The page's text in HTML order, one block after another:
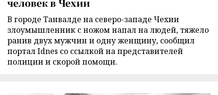
человек в Чехии
В городе Танвалде на северо-западе Чехии
злоумышленник с ножом напал на людей, тяжело
ранив двух мужчин и одну женщину, сообщил
портал Idnes со ссылкой на представителей
полиции и скорой помощи.